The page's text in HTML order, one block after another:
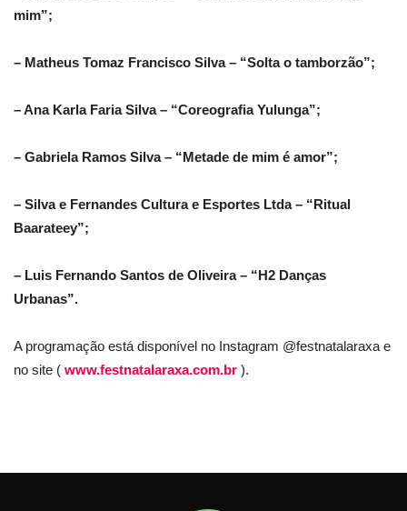
mim”;
– Matheus Tomaz Francisco Silva – “Solta o tamborzão”;
– Ana Karla Faria Silva – “Coreografia Yulunga”;
– Gabriela Ramos Silva – “Metade de mim é amor”;
– Silva e Fernandes Cultura e Esportes Ltda – “Ritual
Baarateey”;
– Luis Fernando Santos de Oliveira – “H2 Danças
Urbanas”.
A programação está disponível no Instagram @festnatalaraxa e
no site ( www.festnatalaraxa.com.br ).